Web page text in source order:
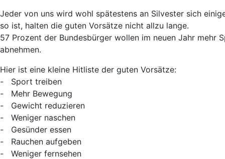
Jeder von uns wird wohl spätestens an Silvester sich
so ist, halten die guten Vorsätze nicht allzu lange.
57 Prozent der Bundesbürger wollen im neuen Jahr
abnehmen.
Hier ist eine kleine Hitliste der guten Vorsätze:
- Sport treiben
- Mehr Bewegung
- Gewicht reduzieren
- Weniger naschen
- Gesünder essen
- Rauchen aufgeben
- Weniger fernsehen